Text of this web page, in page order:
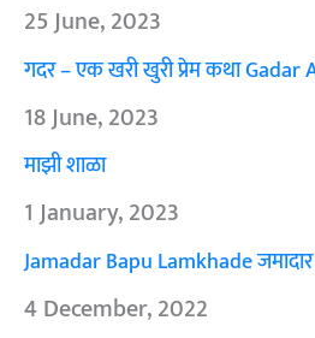
25 June, 2023
गदर – एक खरी खुरी प्रेम कथा
18 June, 2023
माझी शाळा
1 January, 2023
Jamadar Bapu Lamkhade
4 December, 2022